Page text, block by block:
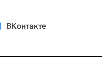
ВКонтакте